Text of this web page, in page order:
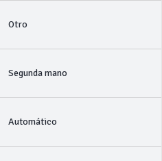
Otro
Segunda mano
Automático